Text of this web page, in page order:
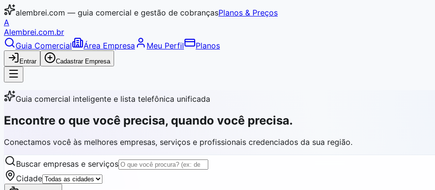
alembrei.com — guia comercial e gestão de cobrançasPlanos & Preços
A
Alembrei.com.br
Guia Comercial
Área Empresa Meu Perfil Planos
Entrar Cadastrar Empresa
Guia comercial inteligente e lista telefônica unificada
Encontre o que você precisa, quando você precisa.
Conectamos você às melhores empresas, serviços e profissionais credenciados da sua região.
Buscar empresas e serviços
Cidade